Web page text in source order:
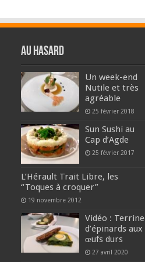
Au hasard
Un week-end
Nutile et très
agréable
25 février 2018
Sun Sushi au
Cap d’Agde
25 février 2017
L’Hérault Trait Libre, les
“Toques à croquer”
19 novembre 2012
Vidéo : Terrine
d’épinards aux
œufs durs
27 avril 2020